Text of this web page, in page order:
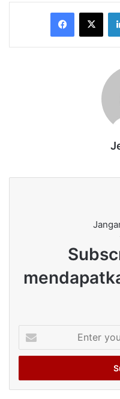
Facebook
X
your
Email